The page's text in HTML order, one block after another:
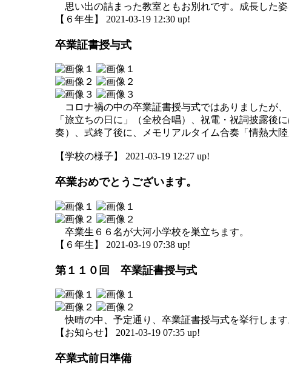
思い出の詰まった教室ともお別れです。成長した姿
【６年生】 2021-03-19 12:30 up!
卒業証書授与式
コロナ禍の中の卒業証書授与式ではありましたが
「旅立ちの日に」（全校合唱）、祝電・祝詞披露
奏）、式終了後に、メモリアルタイム合奏「情熱大
【学校の様子】 2021-03-19 12:27 up!
卒業おめでとうございます。
卒業生６６名が大河小学校を巣立ちます。
【６年生】 2021-03-19 07:38 up!
第１１０回 卒業証書授与式
快晴の中、予定通り、卒業証書授与式を挙行しま
【お知らせ】 2021-03-19 07:35 up!
卒業式前日準備